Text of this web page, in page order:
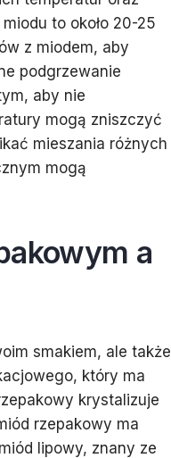
to około 20-25
z miodem, aby
podgrzewanie
aby nie
mogą zniszczyć
mieszania różnych
mogą
a
smakiem, ale także
który ma
krystalizuje
rzepakowy ma
lipowy, znany ze